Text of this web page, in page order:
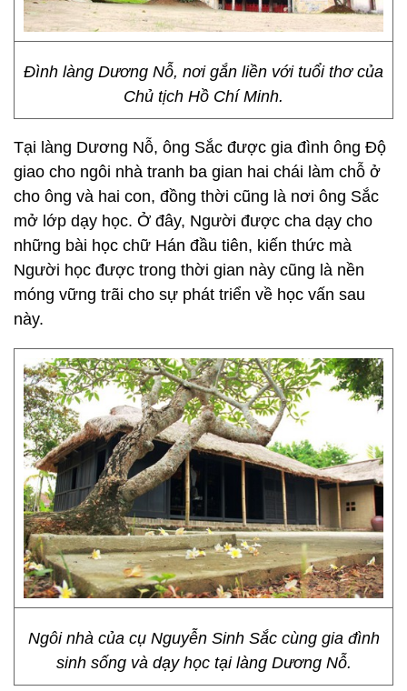
Đình làng Dương Nỗ, nơi gắn liền với tuổi thơ của
Chủ tịch Hồ Chí Minh.
Tại làng Dương Nỗ, ông Sắc được gia đình ông Độ
giao cho ngôi nhà tranh ba gian hai chái làm chỗ ở
cho ông và hai con, đồng thời cũng là nơi ông Sắc
mở lớp dạy học. Ở đây, Người được cha dạy cho
những bài học chữ Hán đầu tiên, kiến thức mà
Người học được trong thời gian này cũng là nền
móng vững trãi cho sự phát triển về học vấn sau
này.
Ngôi nhà của cụ Nguyễn Sinh Sắc cùng gia đình
sinh sống và dạy học tại làng Dương Nỗ.